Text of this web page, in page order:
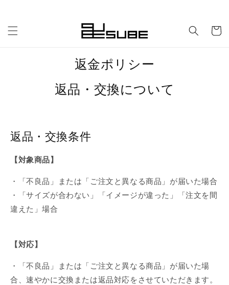
ー
返金ポリシー
返品・交換について
返品・交換条件
【対象商品】
・「不良品」または「ご注文と異なる商品」が届いた場合
・「サイズが合わない」「イメージが違った」「注文を間
違えた」場合
【対応】
・「不良品」または「ご注文と異なる商品」が届いた場
合、速やかに交換または返品対応をさせていただきます。